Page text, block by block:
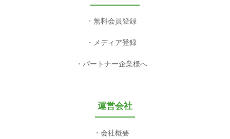
無料会員登録
メディア登録
パートナー企業様へ
運営会社
会社概要